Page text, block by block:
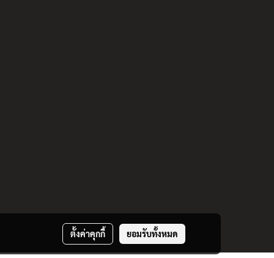
ตั้งค่าคุกกี้ ยอมรับทั้งหมด